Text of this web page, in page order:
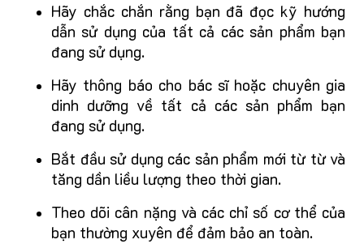
Hãy chắc chắn rằng bạn đã đọc kỹ hướng
dẫn sử dụng của tất cả các sản phẩm bạn
đang sử dụng.
Hãy thông báo cho bác sĩ hoặc chuyên gia
dinh dưỡng về tất cả các sản phẩm bạn
đang sử dụng.
Bắt đầu sử dụng các sản phẩm mới từ từ và
tăng dần liều lượng theo thời gian.
Theo dõi cân nặng và các chỉ số cơ thể của
bạn thường xuyên để đảm bảo an toàn.